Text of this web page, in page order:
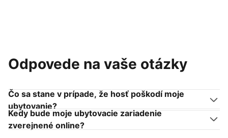
Odpovede na vaše otázky
Čo sa stane v prípade, že hosť poškodí moje
ubytovanie?
Kedy bude moje ubytovacie zariadenie
zverejnené online?